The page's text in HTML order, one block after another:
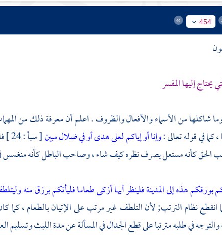
454
يحتاج إليها المفسر
شاكلها من الأسماء والأفعال والظروف . اعلم أن معرفة ذلك من
كما في قوله تعالى :وإنا أو إياكم لعلى هدى أو في ضلال مبين
[
كأنه مستعل يصرف نظره كيف شاء ، وصاحب الباطل كأنه منغمس
بورقكم هذه إلى المدينة فلينظر أيها أزكى طعاما فليأتكم برزق منه
انقطع نظام الترتب; لأن التلطف غير مرتب على الإتيان بالطعام ، كما
والتوجه في طلبه مترتبا على قطع الجدال في المسألة عن مدة اللبث وتسليم